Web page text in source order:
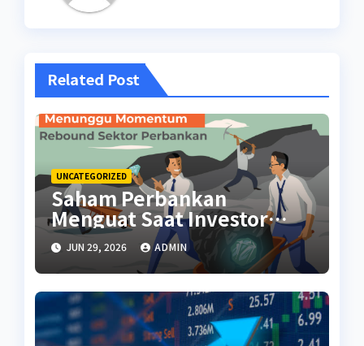
Related Post
UNCATEGORIZED
Saham Perbankan
Menguat Saat Investor
Kembali Aktif
JUN 29, 2026 ADMIN